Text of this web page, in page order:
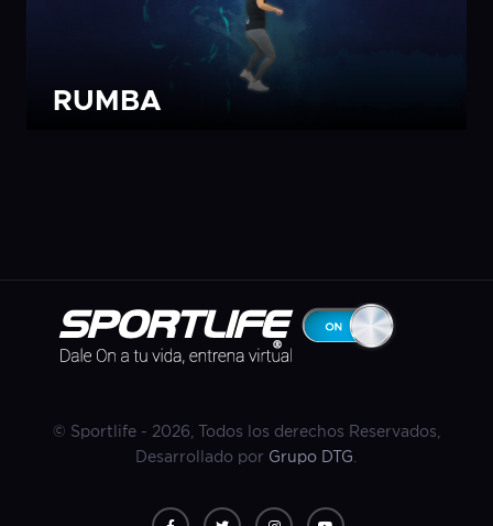
RUMBA
© Sportlife - 2026, Todos los derechos Reservados,
Desarrollado por Grupo DTG